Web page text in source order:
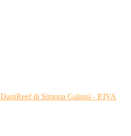
DaniReef di Simona Galassi - P.IVA